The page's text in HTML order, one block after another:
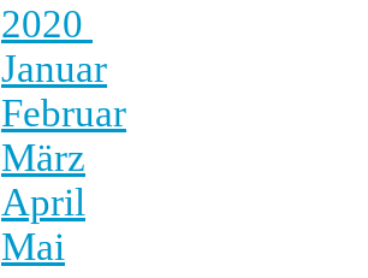
2020
Januar
Februar
März
April
Mai